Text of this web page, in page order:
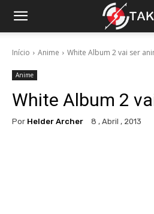
Início Anime White Album 2 vai ser
Anime
White Album 2
Por Helder Archer 8 , Abril , 2013